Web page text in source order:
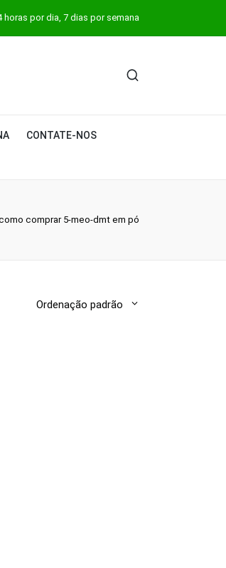
por dia, 7 dias por semana
CONTATE-NOS
comprar 5-meo-dmt em pó
Ordenação padrão